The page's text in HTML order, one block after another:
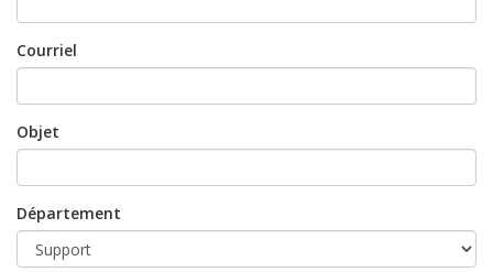
Courriel
Objet
Département